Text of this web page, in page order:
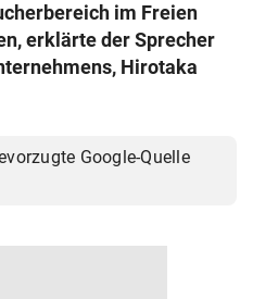
KG 2026
im Freien
erklärte der Sprecher
Hirotaka
Google-Quelle